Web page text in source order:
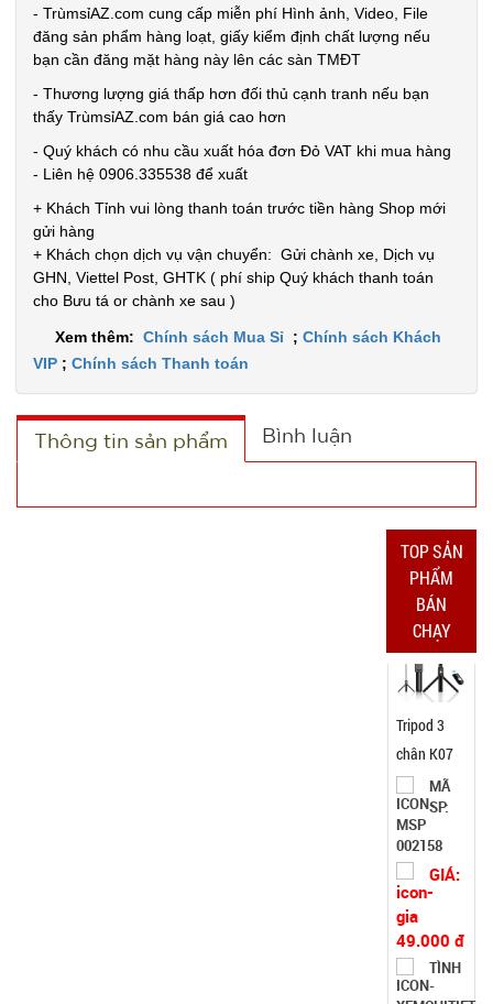
- TrùmsỉAZ.com cung cấp miễn phí Hình ảnh, Video, File
đăng sản phẩm hàng loạt, giấy kiểm định chất lượng nếu
bạn cần đăng mặt hàng này lên các sàn TMĐT
- Thương lượng giá thấp hơn đối thủ cạnh tranh nếu bạn
thấy TrùmsỉAZ.com bán giá cao hơn
- Quý khách có nhu cầu xuất hóa đơn Đỏ VAT khi mua hàng
- Liên hệ 0906.335538 để xuất
+ Khách Tỉnh vui lòng thanh toán trước tiền hàng Shop mới
gửi hàng
+ Khách chọn dịch vụ vận chuyển: Gửi chành xe, Dịch vụ
GHN, Viettel Post, GHTK ( phí ship Quý khách thanh toán
cho Bưu tá or chành xe sau )
Xem thêm: Chính sách Mua Sỉ ; Chính sách Khách
VIP ; Chính sách Thanh toán
Thông tin sản phẩm Bình luận
TOP SẢN
PHẨM
BÁN
CHẠY
Súng
Gun 30w -
đồng có
802
MÃ
SP004037
TÌNH
TRẠNG:
hành:
Cân nặng:
0,3kg
Đặt
hàng
Tripod 3
chân K07
MÃ
SP:
002158
GIÁ:
49.000 đ
TÌNH